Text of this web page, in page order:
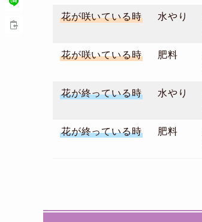
花が咲いている時 水やり
花が咲いている時 肥料
花が終っている時 水やり
花が終っている時 肥料